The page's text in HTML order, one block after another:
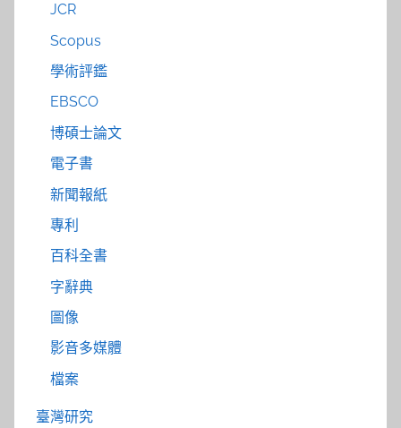
JCR
Scopus
學術評鑑
EBSCO
博碩士論文
電子書
新聞報紙
專利
百科全書
字辭典
圖像
影音多媒體
檔案
臺灣研究